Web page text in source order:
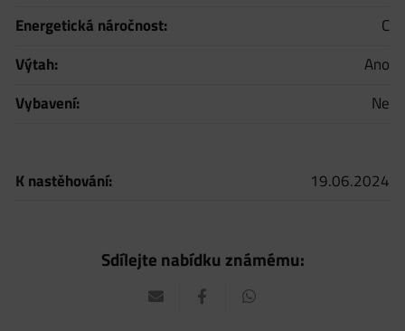
Energetická náročnost:
C
Výtah:
Ano
Vybavení:
Ne
K nastěhování: 19.06.2024
Sdílejte nabídku známému: